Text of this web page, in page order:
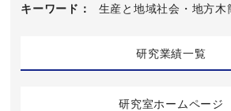
キーワード
生産と地域社会・地方木
研究業績一覧
研究室ホームページ